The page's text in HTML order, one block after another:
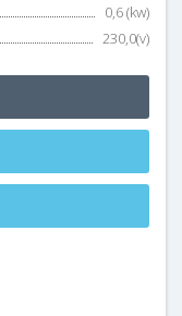
0,6 (kw)
230,0(v)